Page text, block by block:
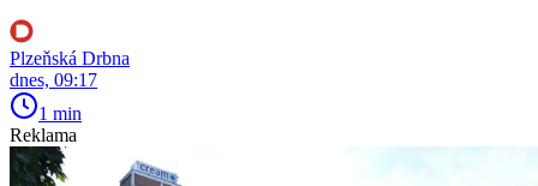
Plzeňská Drbna
dnes, 09:17
1 min
Reklama